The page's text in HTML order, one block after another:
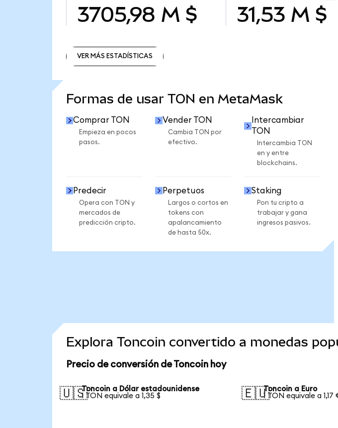
3705,98 M $ 31,53 M $
VER MÁS ESTADÍSTICAS
Formas de usar TON en MetaMask
Comprar TON
Empieza en pocos
pasos.
Vender TON
Cambia TON por
efectivo.
Intercambiar
TON
Intercambia TON
en y entre
blockchains.
Predecir
Opera con TON y
mercados de
predicción cripto.
Perpetuos
Largos o cortos en
tokens con
apalancamiento
de hasta 50x.
Staking
Pon tu cripto a
trabajar y gana
ingresos pasivos.
Explora Toncoin convertido a monedas
Precio de conversión de Toncoin hoy
🇺🇸Toncoin a Dólar estadounidense
1 TON equivale a 1,35 $
🇪🇺Toncoin a Euro
1 TON equivale a 1,17